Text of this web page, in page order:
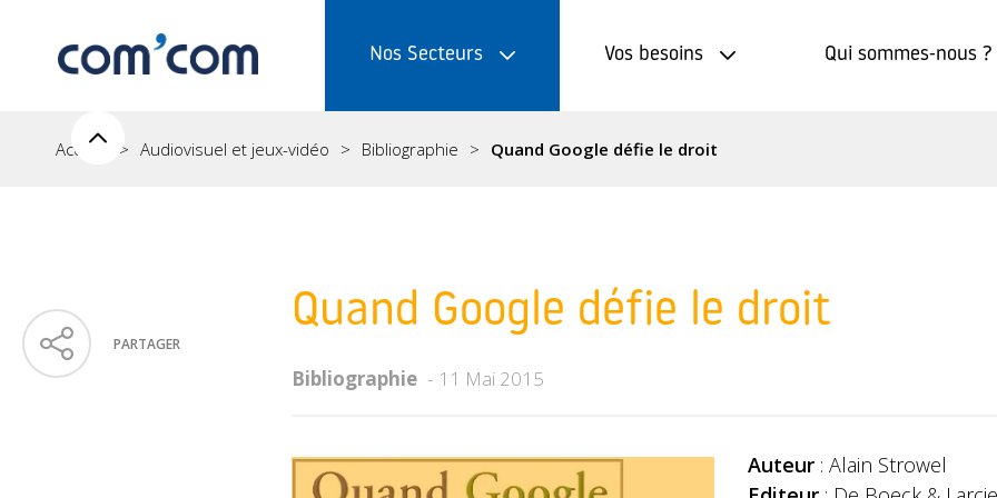
Nos Secteurs Vos besoins Qui sommes-nous ?
Accueil Audiovisuel et jeux-vidéo Bibliographie Quand Google défie le droit
Quand Google défie le droit
Bibliographie 11 Mai 2015
PARTAGER
Auteur : Alain Strowel